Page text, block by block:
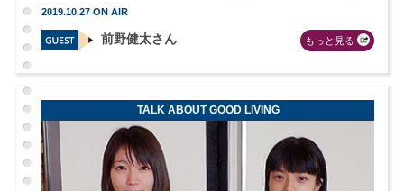
2019.10.27 ON AIR
前野健太さん もっと見る
TALK ABOUT GOOD LIVING